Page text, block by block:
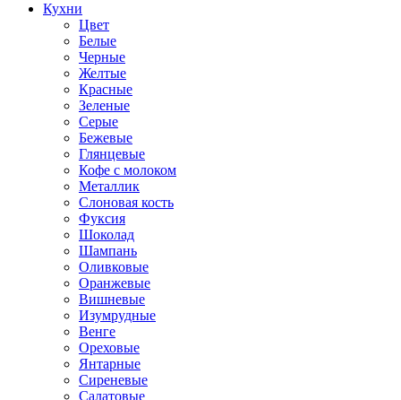
Кухни
Цвет
Белые
Черные
Желтые
Красные
Зеленые
Серые
Бежевые
Глянцевые
Кофе с молоком
Металлик
Слоновая кость
Фуксия
Шоколад
Шампань
Оливковые
Оранжевые
Вишневые
Изумрудные
Венге
Ореховые
Янтарные
Сиреневые
Салатовые